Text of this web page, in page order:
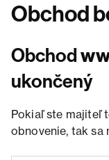
Obchod
Obchod
ukončený
Pokiaľ ste majiteľ
obnovenie, tak sa